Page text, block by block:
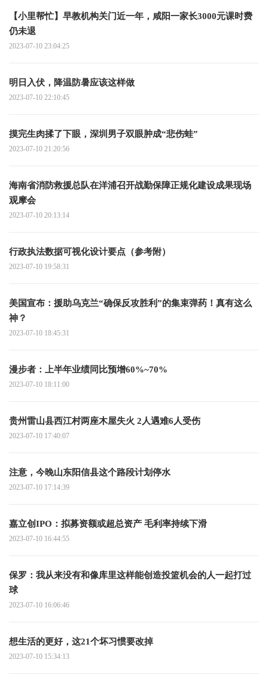
【小里帮忙】早教机构关门近一年，咸阳一家长3000元课时费
仍未退
2023-07-10 23:04:25
明日入伏，降温防暑应该这样做
2023-07-10 22:10:45
摸完生肉揉了下眼，深圳男子双眼肿成“悲伤蛙”
2023-07-10 21:20:56
海南省消防救援总队在洋浦召开战勤保障正规化建设成果现场
观摩会
2023-07-10 20:13:14
行政执法数据可视化设计要点（参考附）
2023-07-10 19:58:31
美国宣布：援助乌克兰“确保反攻胜利”的集束弹药！真有这么
神？
2023-07-10 18:45:31
漫步者：上半年业绩同比预增60%~70%
2023-07-10 18:11:00
贵州雷山县西江村两座木屋失火 2人遇难6人受伤
2023-07-10 17:40:07
注意，今晚山东阳信县这个路段计划停水
2023-07-10 17:14:39
嘉立创IPO：拟募资额或超总资产 毛利率持续下滑
2023-07-10 16:44:55
保罗：我从来没有和像库里这样能创造投篮机会的人一起打过
球
2023-07-10 16:06:46
想生活的更好，这21个坏习惯要改掉
2023-07-10 15:34:13